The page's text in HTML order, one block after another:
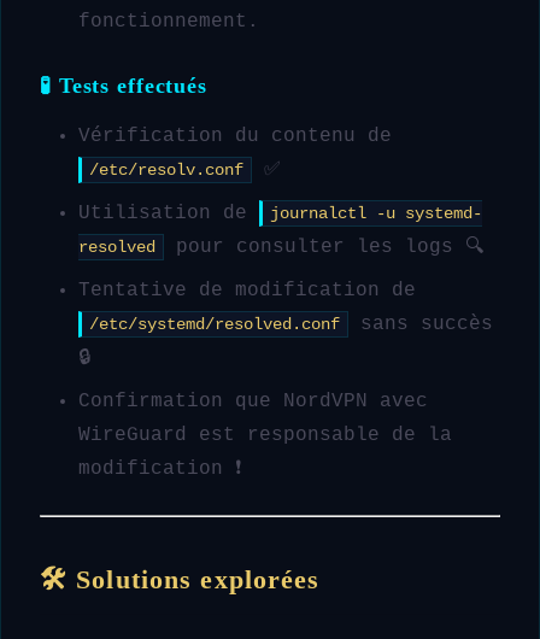
fonctionnement.
🧪 Tests effectués
Vérification du contenu de
/etc/resolv.conf
✅
Utilisation de
journalctl -u systemd-
resolved
pour consulter les logs 🔍
Tentative de modification de
/etc/systemd/resolved.conf
sans succès
🔒
Confirmation que NordVPN avec
WireGuard est responsable de la
modification ❗
🛠 Solutions explorées